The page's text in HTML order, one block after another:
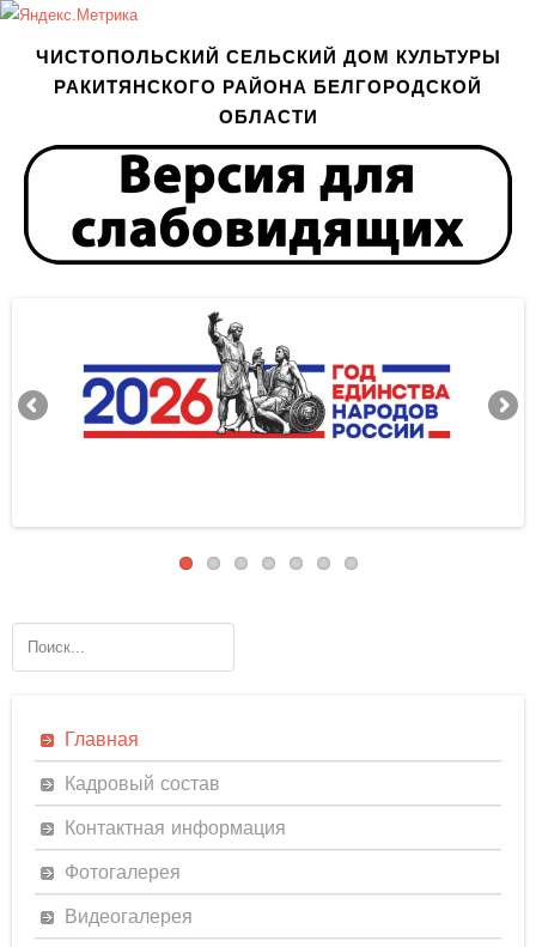
ЧИСТОПОЛЬСКИЙ СЕЛЬСКИЙ ДОМ КУЛЬТУРЫ
РАКИТЯНСКОГО РАЙОНА БЕЛГОРОДСКОЙ
ОБЛАСТИ
Главная
Кадровый состав
Контактная информация
Фотогалерея
Видеогалерея